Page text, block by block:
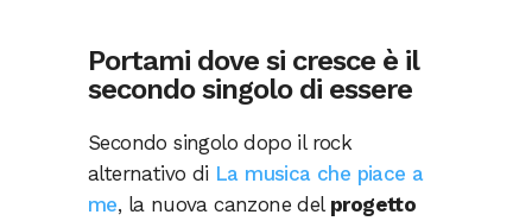
Portami dove si cresce è il
secondo singolo di essere
Secondo singolo dopo il rock
alternativo di La musica che piace a
me, la nuova canzone del progetto